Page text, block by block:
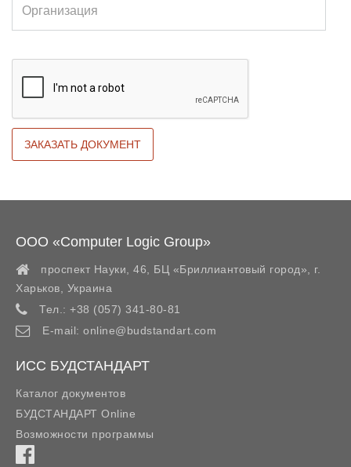
ООО «Computer Logic Group»
проспект Науки, 46, БЦ «Бриллиантовый город»,
г.
Харьков
Украина
Тел.: +38 (057) 341-80-81
E-mail: online@budstandart.com
ИСС БУДСТАНДАРТ
Каталог документов
БУДСТАНДАРТ Online
Возможности программы